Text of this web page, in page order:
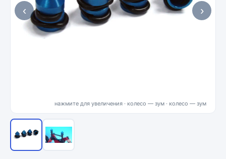
‹
нажмите для увеличения · колесо — зум
›